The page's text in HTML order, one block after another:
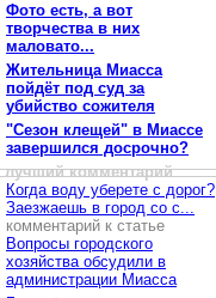
Фото есть, а вот
творчества в них
маловато...
Жительница Миасса
пойдёт под суд за
убийство сожителя
"Сезон клещей" в Миассе
завершился досрочно?
лучший комментарий
Когда воду уберете с дорог?
Заезжаешь в город со с...
комментарий к статье
Вопросы городского
хозяйства обсудили в
администрации Миасса